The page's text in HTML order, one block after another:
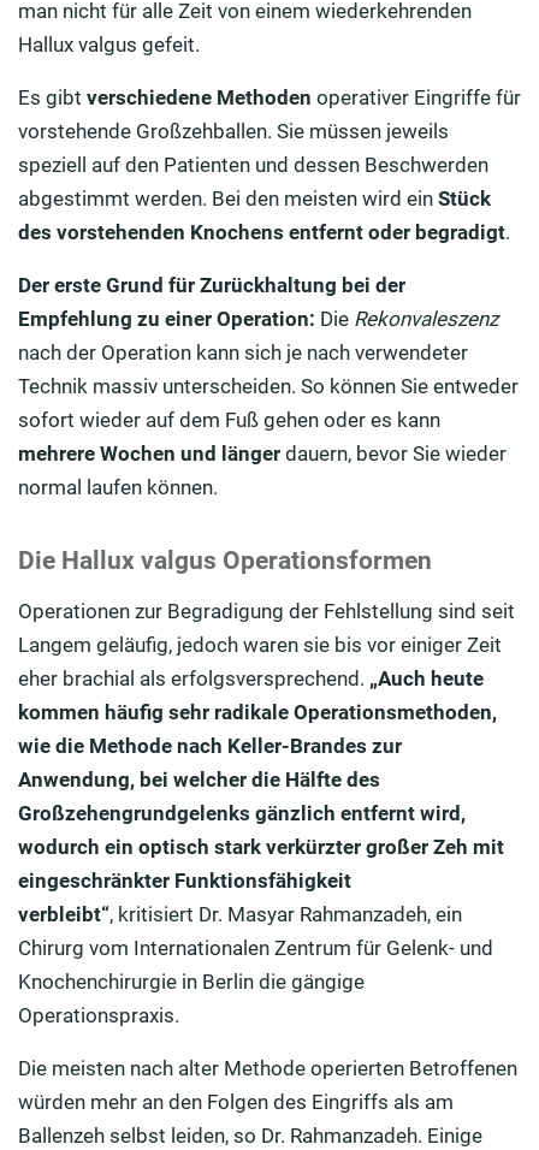
man nicht für alle Zeit von einem wiederkehrenden
Hallux valgus gefeit.
Es gibt verschiedene Methoden operativer Eingriffe für
vorstehende Großzehballen. Sie müssen jeweils
speziell auf den Patienten und dessen Beschwerden
abgestimmt werden. Bei den meisten wird ein Stück
des vorstehenden Knochens entfernt oder begradigt.
Der erste Grund für Zurückhaltung bei der
Empfehlung zu einer Operation: Die Rekonvaleszenz
nach der Operation kann sich je nach verwendeter
Technik massiv unterscheiden. So können Sie entweder
sofort wieder auf dem Fuß gehen oder es kann
mehrere Wochen und länger dauern, bevor Sie wieder
normal laufen können.
Die Hallux valgus Operationsformen
Operationen zur Begradigung der Fehlstellung sind seit
Langem geläufig, jedoch waren sie bis vor einiger Zeit
eher brachial als erfolgsversprechend. „Auch heute
kommen häufig sehr radikale Operationsmethoden,
wie die Methode nach Keller-Brandes zur
Anwendung, bei welcher die Hälfte des
Großzehengrundgelenks gänzlich entfernt wird,
wodurch ein optisch stark verkürzter großer Zeh mit
eingeschränkter Funktionsfähigkeit
verbleibt“, kritisiert Dr. Masyar Rahmanzadeh, ein
Chirurg vom Internationalen Zentrum für Gelenk- und
Knochenchirurgie in Berlin die gängige
Operationspraxis.
Die meisten nach alter Methode operierten Betroffenen
würden mehr an den Folgen des Eingriffs als am
Ballenzeh selbst leiden, so Dr. Rahmanzadeh. Einige